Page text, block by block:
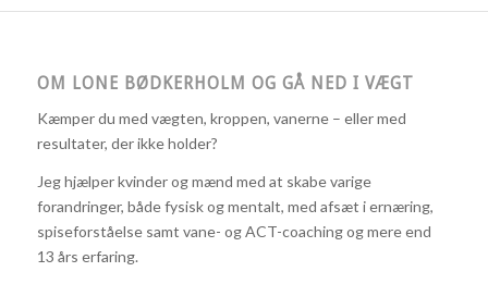
OM LONE BØDKERHOLM OG GÅ NED I VÆGT
Kæmper du med vægten, kroppen, vanerne – eller med
resultater, der ikke holder?
Jeg hjælper kvinder og mænd med at skabe varige
forandringer, både fysisk og mentalt, med afsæt i ernæring,
spiseforståelse samt vane- og ACT-coaching og mere end
13 års erfaring.